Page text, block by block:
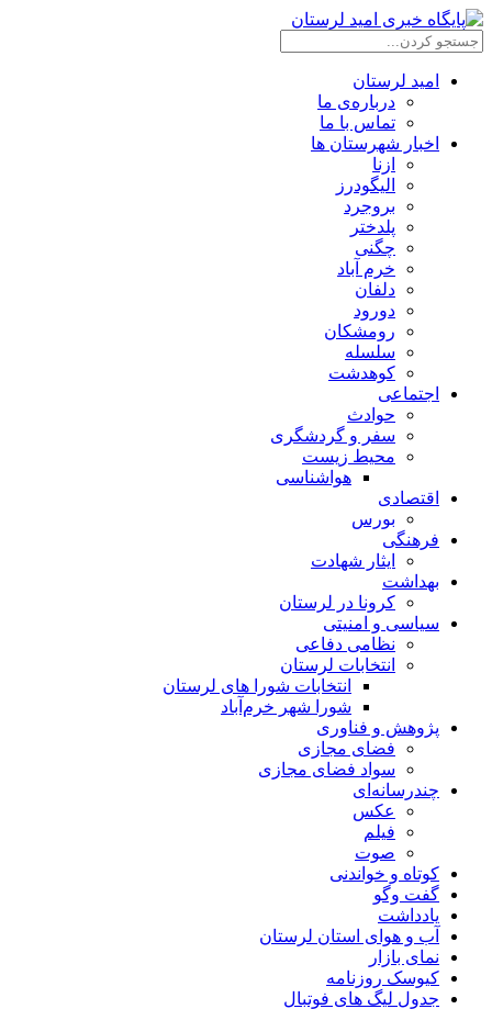
امید لرستان
درباره‌ی ما
تماس با ما
اخبار شهرستان ها
ازنا
الیگودرز
بروجرد
پلدختر
چگنی
خرم آباد
دلفان
دورود
رومشکان
سلسله
کوهدشت
اجتماعی
حوادث
سفر و گردشگری
محیط زیست
هواشناسی
اقتصادی
بورس
فرهنگی
ایثار شهادت
بهداشت
کرونا در لرستان
سیاسی و امنیتی
نظامی دفاعی
انتخابات لرستان
انتخابات شورا های لرستان
شورا شهر خرم‌آباد
پژوهش و فناوری
فضای مجازی
سواد فضای مجازی
چندرسانه‌ای
عكس
فیلم
صوت
کوتاه و خواندنی
گفت وگو
یادداشت
آب و هوای استان لرستان
نمای بازار
کیوسک روزنامه
جدول لیگ های فوتبال